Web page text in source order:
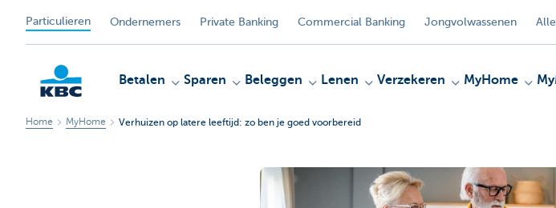
Particulieren Ondernemers Private Banking Commercial Banking Jongvolwassenen
Betalen Sparen Beleggen Lenen Verzekeren MyHome
Home MyHome Verhuizen op latere leeftijd: zo ben je goed voorbereid